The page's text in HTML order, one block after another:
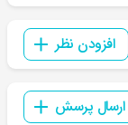
افزودن نظر
ارسال پرسش